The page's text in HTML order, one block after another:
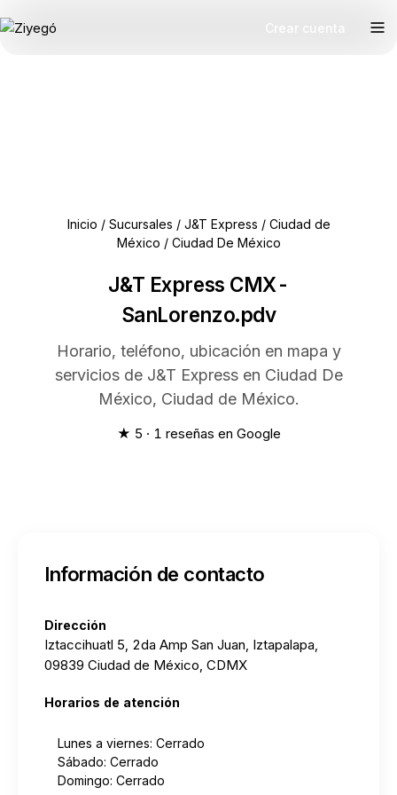
Inicio / Sucursales / J&T Express / Ciudad de
México / Ciudad De México
J&T Express CMX-
SanLorenzo.pdv
Horario, teléfono, ubicación en mapa y
servicios de J&T Express en Ciudad De
México, Ciudad de México.
★ 5 · 1 reseñas en Google
Información de contacto
Dirección
Iztaccihuatl 5, 2da Amp San Juan, Iztapalapa,
09839 Ciudad de México, CDMX
Horarios de atención
Lunes a viernes: Cerrado
Sábado: Cerrado
Domingo: Cerrado